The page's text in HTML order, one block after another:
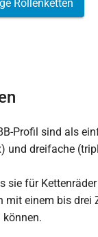
Rollenketten
Profil sind als
und dreifache
sie für
mit einem bis drei
können.